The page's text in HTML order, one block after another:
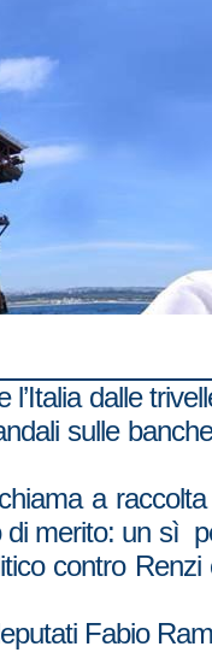
dalle
sulle
a
di merito: un sì
contro Renzi
Fabio